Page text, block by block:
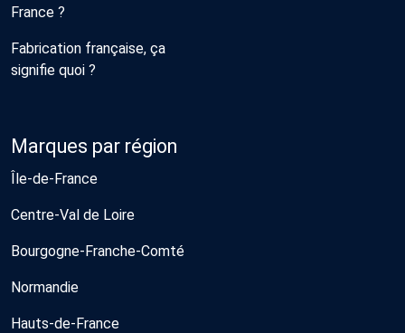
France ?
Fabrication française, ça
signifie quoi ?
Marques par région
Île-de-France
Centre-Val de Loire
Bourgogne-Franche-Comté
Normandie
Hauts-de-France